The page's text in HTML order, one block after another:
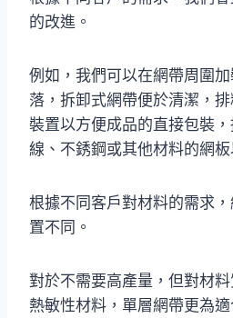
的改進。
例如，我們可以在網帶周圍
落，拆卸式網帶便於清潔，
裝置以方便成品的直接包裝
線、不銹鋼或其他材料的網板
根據不同客戶對材料的需求
置不同。
對於不需要高產量，但對材
熱敏性材料，單層網帶更為